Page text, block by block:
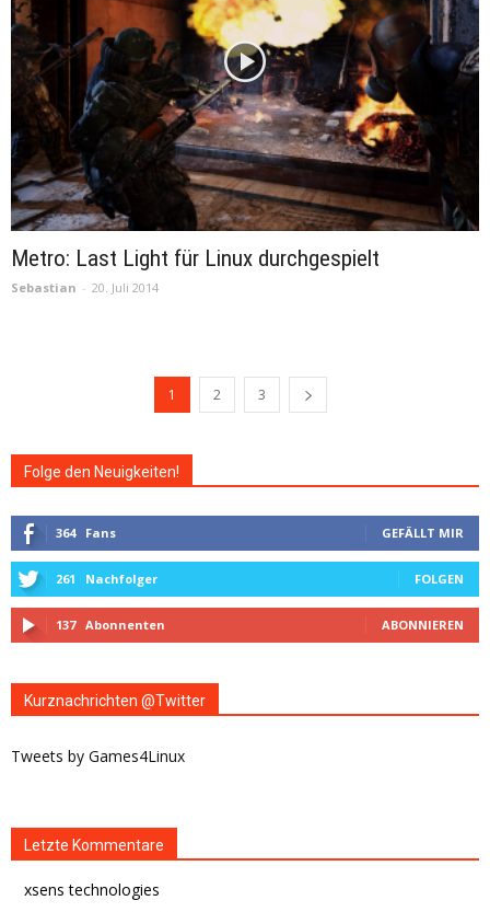
Metro: Last Light für Linux durchgespielt
Sebastian - 20. Juli 2014
1 2 3
Folge den Neuigkeiten!
364 Fans GEFÄLLT MIR
261 Nachfolger FOLGEN
137 Abonnenten ABONNIEREN
Kurznachrichten @Twitter
Tweets by Games4Linux
Letzte Kommentare
xsens technologies